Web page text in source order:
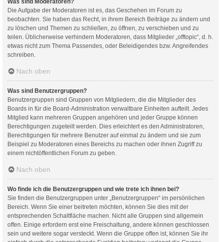
Die Aufgabe der Moderatoren ist es, das Geschehen im Forum zu
beobachten. Sie haben das Recht, in ihrem Bereich Beiträge zu ändern und
zu löschen und Themen zu schließen, zu öffnen, zu verschieben und zu
teilen. Üblicherweise verhindern Moderatoren, dass Mitglieder „offtopic“, d. h.
etwas nicht zum Thema Passendes, oder Beleidigendes bzw. Angreifendes
schreiben.
Nach oben
Was sind Benutzergruppen?
Benutzergruppen sind Gruppen von Mitgliedern, die die Mitglieder des
Boards in für die Board-Administration verwaltbare Einheiten aufteilt. Jedes
Mitglied kann mehreren Gruppen angehören und jeder Gruppe können
Berechtigungen zugeteilt werden. Dies erleichtert es den Administratoren,
Berechtigungen für mehrere Benutzer auf einmal zu ändern und sie zum
Beispiel zu Moderatoren eines Bereichs zu machen oder ihnen Zugriff zu
einem nichtöffentlichen Forum zu geben.
Nach oben
Wo finde ich die Benutzergruppen und wie trete ich ihnen bei?
Sie finden die Benutzergruppen unter „Benutzergruppen“ im persönlichen
Bereich. Wenn Sie einer beitreten möchten, können Sie dies mit der
entsprechenden Schaltfläche machen. Nicht alle Gruppen sind allgemein
offen. Einige erfordern erst eine Freischaltung, andere können geschlossen
sein und weitere sogar versteckt. Wenn die Gruppe offen ist, können Sie ihr